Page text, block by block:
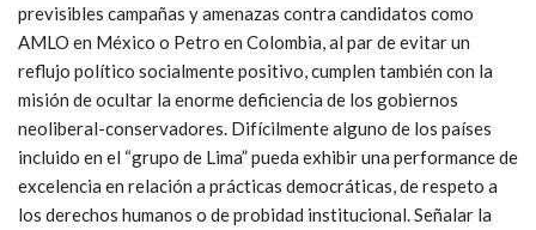
previsibles campañas y amenazas contra candidatos como
AMLO en México o Petro en Colombia, al par de evitar un
reflujo político socialmente positivo, cumplen también con la
misión de ocultar la enorme deficiencia de los gobiernos
neoliberal-conservadores. Difícilmente alguno de los países
incluido en el “grupo de Lima” pueda exhibir una performance de
excelencia en relación a prácticas democráticas, de respeto a
los derechos humanos o de probidad institucional. Señalar la